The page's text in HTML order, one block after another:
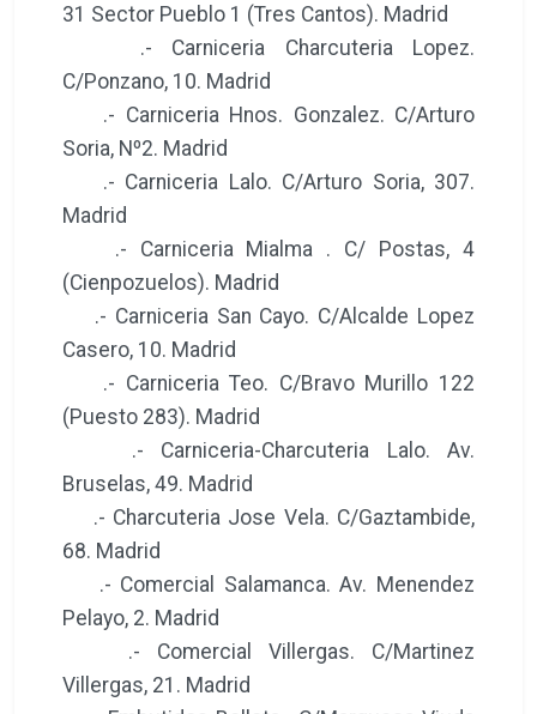
31 Sector Pueblo 1 (Tres Cantos). Madrid
.- Carniceria Charcuteria Lopez.
C/Ponzano, 10. Madrid
.- Carniceria Hnos. Gonzalez. C/Arturo
Soria, Nº2. Madrid
.- Carniceria Lalo. C/Arturo Soria, 307.
Madrid
.- Carniceria Mialma . C/ Postas, 4
(Cienpozuelos). Madrid
.- Carniceria San Cayo. C/Alcalde Lopez
Casero, 10. Madrid
.- Carniceria Teo. C/Bravo Murillo 122
(Puesto 283). Madrid
.- Carniceria-Charcuteria Lalo. Av.
Bruselas, 49. Madrid
.- Charcuteria Jose Vela. C/Gaztambide,
68. Madrid
.- Comercial Salamanca. Av. Menendez
Pelayo, 2. Madrid
.- Comercial Villergas. C/Martinez
Villergas, 21. Madrid